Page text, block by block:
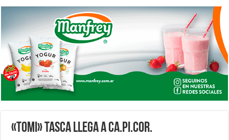
«TOMI» TASCA LLEGA A CA.PI.COR.